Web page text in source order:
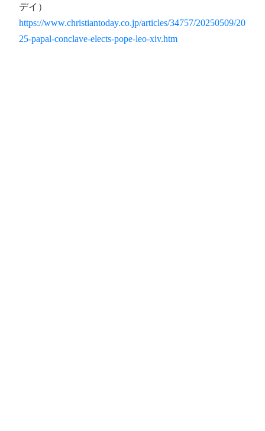
デイ）
https://www.christiantoday.co.jp/articles/34757/20250509/20
25-papal-conclave-elects-pope-leo-xiv.htm